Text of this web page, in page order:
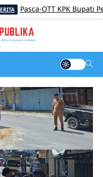
Pasca-OTT KPK Bupati